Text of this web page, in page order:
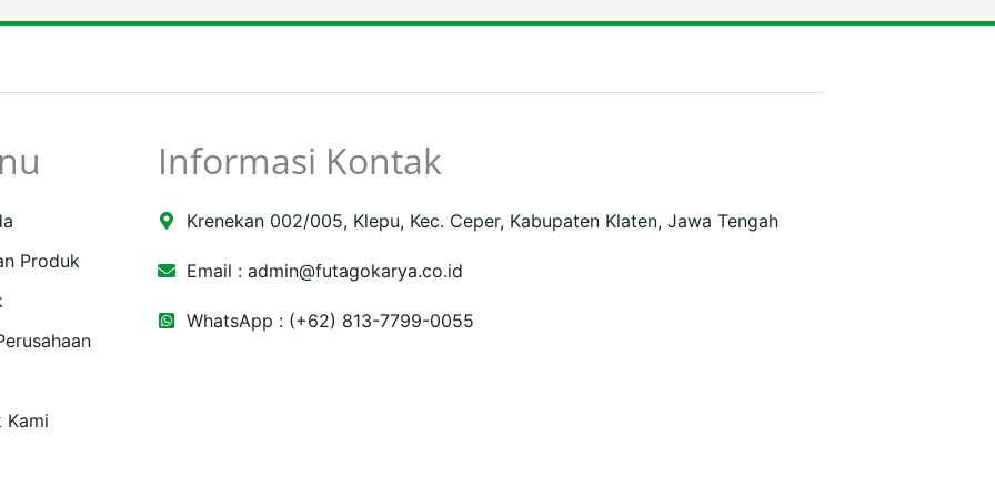
Produk
Kami
Informasi Kontak
Krenekan 002/005, Klepu, Kec. Ceper, Kabupaten Klaten, Jawa Tengah
Email : admin@futagokarya.co.id
WhatsApp : (+62) 813-7799-0055